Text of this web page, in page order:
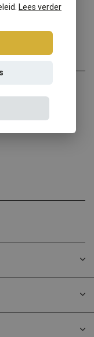
I (set)
Lees verder